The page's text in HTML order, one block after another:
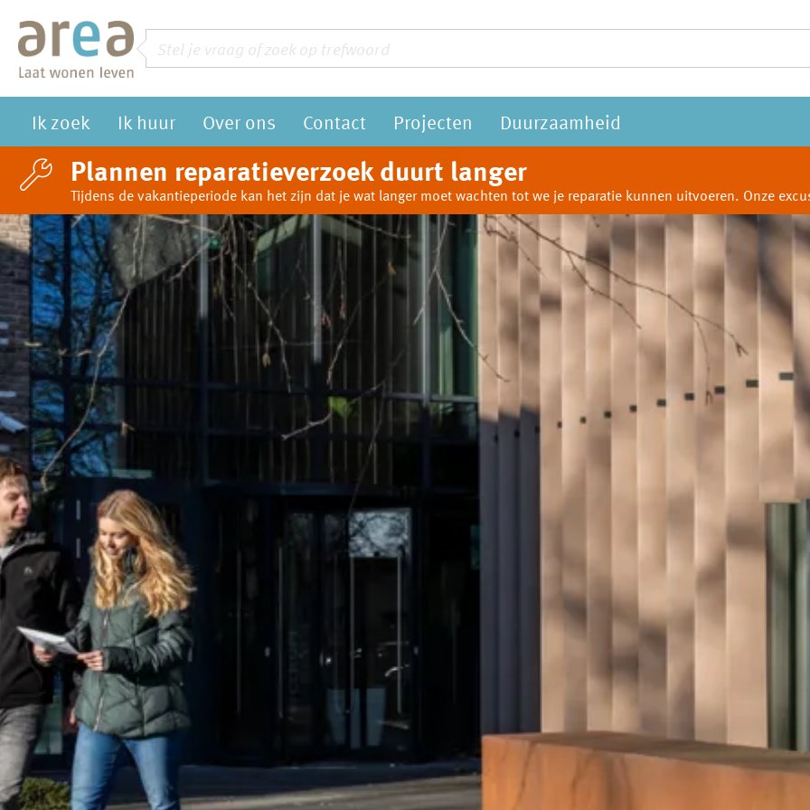
Naar de homepage Zoeken
Vraag of trefwoord
Ik zoek Ik huur Over ons Contact Projecten Duurzaamheid
Plannen reparatieverzoek duurt langer
Tijdens de vakantieperiode kan het zijn dat je wat langer moet wachten tot we je reparatie kunnen uitvoeren. Onze